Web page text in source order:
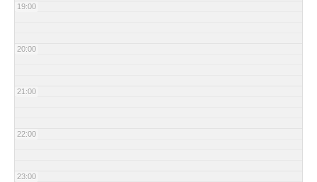
19:00
20:00
21:00
22:00
23:00